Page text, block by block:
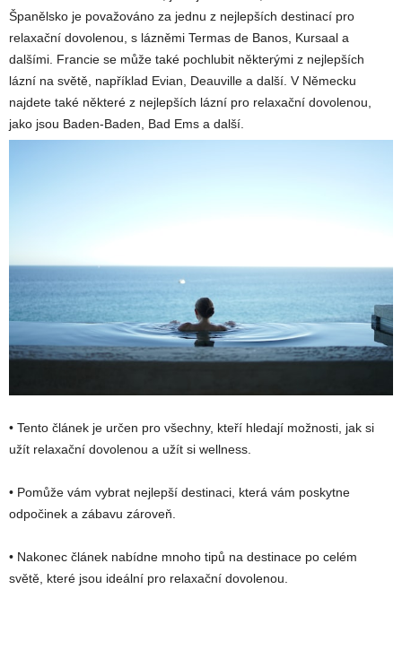
Španělsko je považováno za jednu z nejlepších destinací pro
relaxační dovolenou, s lázněmi Termas de Banos, Kursaal a
dalšími. Francie se může také pochlubit některými z nejlepších
lázní na světě, například Evian, Deauville a další. V Německu
najdete také některé z nejlepších lázní pro relaxační dovolenou,
jako jsou Baden-Baden, Bad Ems a další.
• Tento článek je určen pro všechny, kteří hledají možnosti, jak si
užít relaxační dovolenou a užít si wellness.
• Pomůže vám vybrat nejlepší destinaci, která vám poskytne
odpočinek a zábavu zároveň.
• Nakonec článek nabídne mnoho tipů na destinace po celém
světě, které jsou ideální pro relaxační dovolenou.